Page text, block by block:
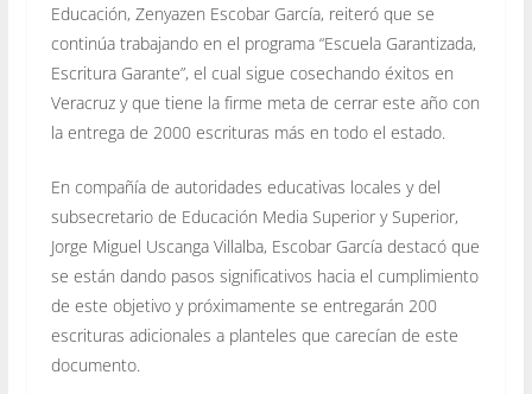
Educación, Zenyazen Escobar García, reiteró que se
continúa trabajando en el programa “Escuela Garantizada,
Escritura Garante”, el cual sigue cosechando éxitos en
Veracruz y que tiene la firme meta de cerrar este año con
la entrega de 2000 escrituras más en todo el estado.
En compañía de autoridades educativas locales y del
subsecretario de Educación Media Superior y Superior,
Jorge Miguel Uscanga Villalba, Escobar García destacó que
se están dando pasos significativos hacia el cumplimiento
de este objetivo y próximamente se entregarán 200
escrituras adicionales a planteles que carecían de este
documento.